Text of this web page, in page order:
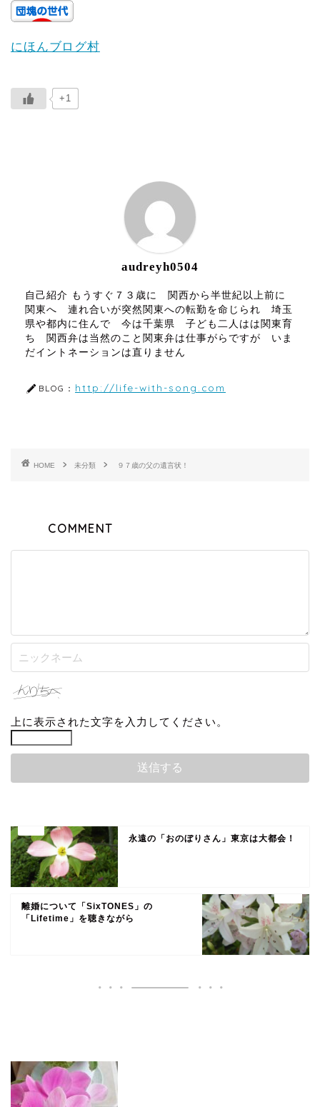
にほんブログ村
+1
audreyh0504
自己紹介 もうすぐ７３歳に 関西から半世紀以上前に
関東へ 連れ合いが突然関東への転勤を命じられ 埼玉
県や都内に住んで 今は千葉県 子ども二人はは関東育
ち 関西弁は当然のこと関東弁は仕事がらですが いま
だイントネーションは直りません
BLOG： http://life-with-song.com
HOME 未分類 ９７歳の父の遺言状！
COMMENT
上に表示された文字を入力してください。
永遠の「おのぼりさん」東京は大都会！
離婚について「SixTONES」の
「Lifetime」を聴きながら